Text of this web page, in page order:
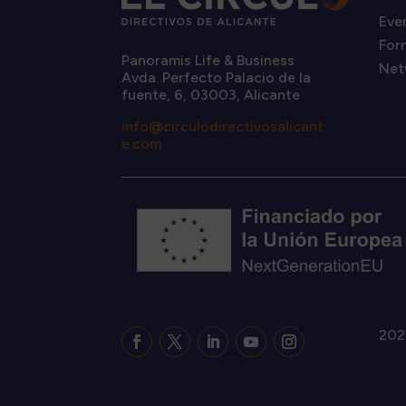
Panoramis Life & Business
Avda. Perfecto Palacio de la
fuente, 6, 03003, Alicante
info@circulodirectivosalicant
e.com